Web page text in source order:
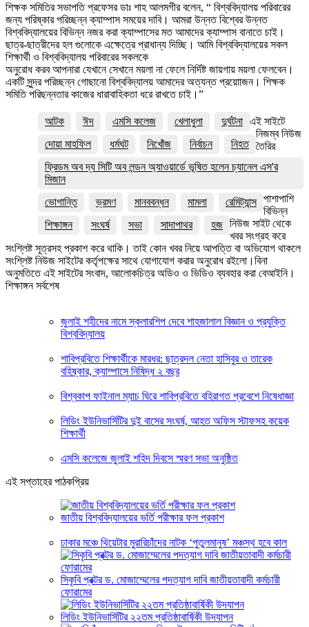
শিক্ষক সমিতির সভাপতি প্রফেসর ডাঃ শাহ আলমগীর বলেন, “ বিশ্ববিদ্যালয় পরিবারের
জন্য পরিষ্কার পরিচ্ছন্ন ক্যাম্পাস সময়ের দাবি। আমরা উন্নত বিশ্বের উন্নত
বিশ্ববিদ্যালয়ের বিভিন্ন নজর করা ক্যাম্পাসের মত আমাদের ক্যাম্পাস বানাতে চাই।
ছাত্র-ছাত্রীদের হল গুলোকে এক্ষেত্রে প্রাধান্য দিচ্ছি। আমি বিশ্ববিদ্যালয়ের সকল
শিক্ষার্থী ও বিশ্ববিদ্যালয় পরিবারের সকলকে
অনুরোধ করব আপনারা যেখানে সেখানে ময়লা না ফেলে নির্দিষ্ট জায়গায় ময়লা ফেলবেন।
একটি সুন্দর পরিচ্ছন্ন গোছানো বিশ্ববিদ্যালয় আমাদের অত্যন্ত প্রয়োাজন। শিক্ষক
সমিতি পরিছন্নতার কাজের ধারাবাহিকতা ধরে রাখতে চাই।”
আটক ঈদ এমসি কলেজ খেলাধুলা
দুর্ঘটনা
দোয়া মাহফিল
ধর্মঘট নিখোঁজ নির্বাচন
নিহত
ফ্রিডম অব দ্য সিটি অব লন্ডন অ্যাওয়ার্ডে ভূষিত হলেন চ্যানেল এস'র
মিজান
ভোগান্তি
ভ্রমণ মানববন্ধন মামলা
রেমিট্যান্স
শিক্ষাঙ্গন
সংঘর্ষ সভা সাদাপাথর হজ
এই সাইটে
নিজম্ব নিউজ
তৈরির
পাশাপাশি
বিভিন্ন
নিউজ সাইট থেকে
খবর সংগ্রহ করে
সংশ্লিষ্ট সূত্রসহ প্রকাশ করে থাকি। তাই কোন খবর নিয়ে আপত্তি বা অভিযোগ থাকলে
সংশ্লিষ্ট নিউজ সাইটের কর্তৃপক্ষের সাথে যোগাযোগ করার অনুরোধ রইলো।বিনা
অনুমতিতে এই সাইটের সংবাদ, আলোকচিত্র অডিও ও ভিডিও ব্যবহার করা বেআইনি।
শিক্ষাঙ্গন সর্বশেষ
জুলাই শহীদের নামে স্কলারশিপ দেবে শাহজালাল বিজ্ঞান ও প্রযুক্তি
বিশ্ববিদ্যালয়
শাবিপ্রবিতে শিক্ষার্থীকে মারধর: ছাত্রদল নেতা হাসিবুর ও তারেক
বহিষ্কার, ক্যাম্পাসে নিষিদ্ধ ২ বছর
বিশ্বকাপ ফাইনাল ম্যাচ ঘিরে শাবিপ্রবিতে বহিরাগত প্রবেশে নিষেধাজ্ঞা
লিডিং ইউনিভার্সিটির দুই বাসের সংঘর্ষ, আহত অফিস স্টাফসহ কয়েক
শিক্ষার্থী
এমসি কলেজে জুলাই শহিদ দিবসে স্মরণ সভা অনুষ্ঠিত
এই সপ্তাহের পাঠকপ্রিয়
জাতীয় বিশ্ববিদ্যালয়ের ভর্তি পরীক্ষার ফল প্রকাশ
ঢাকার মঞ্চে থিয়েটার মুরারিচাঁদের নাটক ‘পুতুলমানুষ’ মঞ্চস্থ হবে কাল
সিকৃবি প্রক্টর ড. মোজাম্মেলের পদত্যাগ দাবি জাতীয়তাবাদী কর্মচারী
ফোরামের
লিডিং ইউনিভার্সিটির ২২তম প্রতিষ্ঠাবার্ষিকী উদযাপন